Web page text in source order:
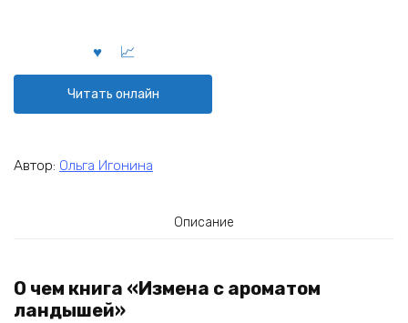
Читать онлайн
Автор: Ольга Игонина
Описание
О чем книга «Измена с ароматом
ландышей»